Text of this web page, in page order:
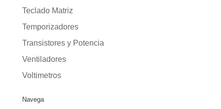
Teclado Matriz
Temporizadores
Transistores y Potencia
Ventiladores
Voltimetros
Navega